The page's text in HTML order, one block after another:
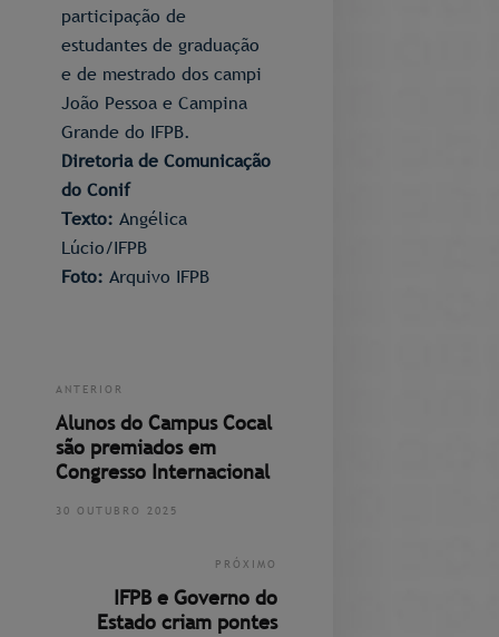
participação de
estudantes de graduação
e de mestrado dos campi
João Pessoa e Campina
Grande do IFPB.
Diretoria de Comunicação
do Conif
Texto: Angélica
Lúcio/IFPB
Foto: Arquivo IFPB
ANTERIOR
Alunos do Campus Cocal
são premiados em
Congresso Internacional
30 OUTUBRO 2025
PRÓXIMO
IFPB e Governo do
Estado criam pontes